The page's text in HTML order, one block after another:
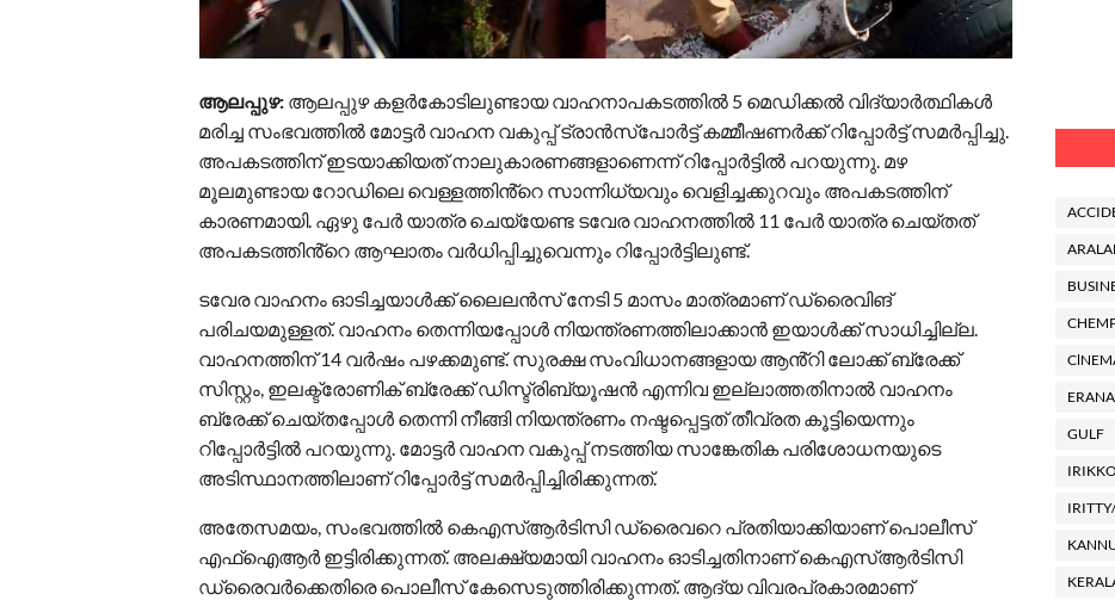
ആലപ്പുഴ: ആലപ്പുഴ കളർകോടിലുണ്ടായ വാഹനാപകടത്തിൽ 5 മെഡിക്കൽ വിദ്യാർത്ഥികൾ
മരിച്ച സംഭവത്തിൽ മോട്ടർ വാഹന വകുപ്പ് ട്രാൻസ്പോർട്ട് കമ്മീഷണർക്ക് റിപ്പോർട്ട് സമർപ്പിച്ചു.
അപകടത്തിന് ഇടയാക്കിയത് നാലുകാരണങ്ങളാണെന്ന് റിപ്പോർട്ടിൽ പറയുന്നു. മഴ
മൂലമുണ്ടായ റോഡിലെ വെള്ളത്തിൻ്റെ സാന്നിധ്യവും വെളിച്ചക്കുറവും അപകടത്തിന്
കാരണമായി. ഏഴു പേർ യാത്ര ചെയ്യേണ്ട ടവേര വാഹനത്തിൽ 11 പേർ യാത്ര ചെയ്തത്
അപകടത്തിൻ്റെ ആഘാതം വർധിപ്പിച്ചുവെന്നും റിപ്പോർട്ടിലുണ്ട്.
ടവേര വാഹനം ഓടിച്ചയാൾക്ക് ലൈലൻസ് നേടി 5 മാസം മാത്രമാണ് ഡ്രൈവിങ്
പരിചയമുള്ളത്. വാഹനം തെന്നിയപ്പോൾ നിയന്ത്രണത്തിലാക്കാൻ ഇയാൾക്ക് സാധിച്ചില്ല.
വാഹനത്തിന് 14 വർഷം പഴക്കമുണ്ട്. സുരക്ഷ സംവിധാനങ്ങളായ ആൻ്റി ലോക്ക് ബ്രേക്ക്
സിസ്റ്റം, ഇലക്ട്രോണിക് ബ്രേക്ക് ഡിസ്ട്രിബ്യൂഷൻ എന്നിവ ഇല്ലാത്തതിനാൽ വാഹനം
ബ്രേക്ക് ചെയ്തപ്പോൾ തെന്നി നീങ്ങി നിയന്ത്രണം നഷ്ടപ്പെട്ടത് തീവ്രത കൂട്ടിയെന്നും
റിപ്പോർട്ടിൽ പറയുന്നു. മോട്ടർ വാഹന വകുപ്പ് നടത്തിയ സാങ്കേതിക പരിശോധനയുടെ
അടിസ്ഥാനത്തിലാണ് റിപ്പോർട്ട് സമർപ്പിച്ചിരിക്കുന്നത്.
അതേസമയം, സംഭവത്തില്‍ കെഎസ്ആര്‍ടിസി ഡ്രൈവറെ പ്രതിയാക്കിയാണ് പൊലീസ്
എഫ്ഐആര്‍ ഇട്ടിരിക്കുന്നത്. അലക്ഷ്യമായി വാഹനം ഓടിച്ചതിനാണ് കെഎസ്ആര്‍ടിസി
ഡ്രൈവര്‍ക്കെതിരെ പൊലീസ് കേസെടുത്തിരിക്കുന്നത്. ആദ്യ വിവരപ്രകാരമാണ്
GULF